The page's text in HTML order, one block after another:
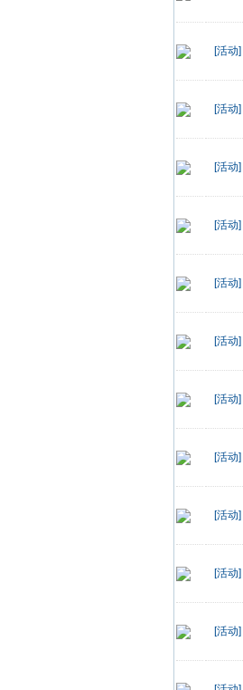
[活动]
[活动]
[活动]
[活动]
[活动]
[活动]
[活动]
[活动]
[活动]
[活动]
[活动]